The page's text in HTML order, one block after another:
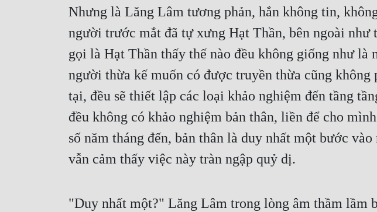
Nhưng là Lăng Lâm tương phản, hắn không tin,
người trước mắt đã tự xưng Hạt Thần, bên ngoài
gọi là Hạt Thần thấy thế nào đều không giống như
người thừa kế muốn có được truyền thừa cũng
tại, đều sẽ thiết lập các loại khảo nghiệm đến tầng
đều không có khảo nghiệm bản thân, liền để cho
số năm tháng đến, bản thân là duy nhất một bước
vẫn cảm thấy việc này tràn ngập quỷ dị.
"Duy nhất một?" Lăng Lâm trong lòng âm thầm lầm